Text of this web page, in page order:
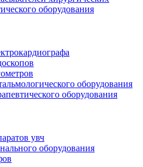
оборудования
оборудования
оборудования
увч
оборудования